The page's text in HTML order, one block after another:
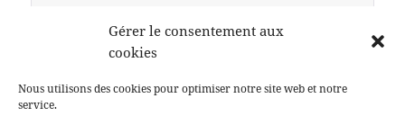
Gérer le consentement aux
cookies
Nous utilisons des cookies pour optimiser notre site web et notre
service.
2+1=?